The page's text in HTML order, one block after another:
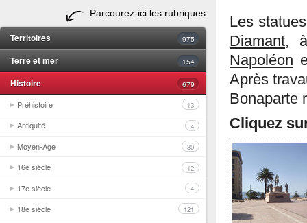
Parcourez-ici les rubriques
Territoires 975
Terre et mer 154
Histoire 679
Préhistoire 13
Antiquité 4
Moyen-Age 30
16e siècle 12
17e siècle 4
18e siècle 121
Les
Diamant,
Napoléon
Après
Bonaparte
Cliquez